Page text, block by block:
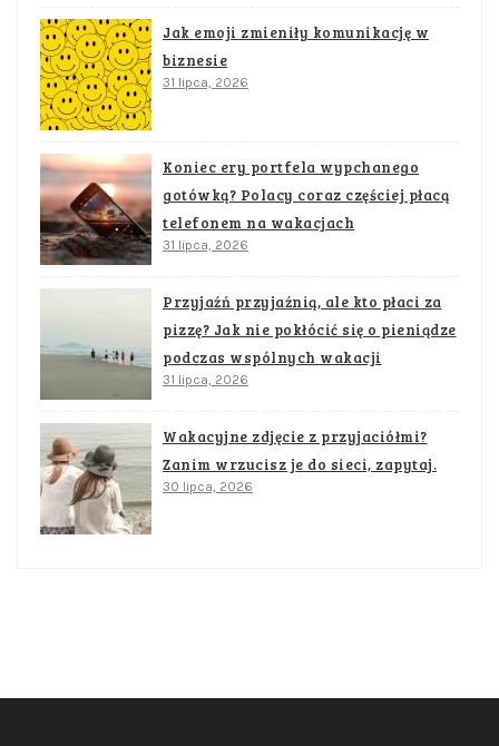
Jak emoji zmieniły komunikację w
biznesie
31 lipca, 2026
Koniec ery portfela wypchanego
gotówką? Polacy coraz częściej płacą
telefonem na wakacjach
31 lipca, 2026
Przyjaźń przyjaźnią, ale kto płaci za
pizzę? Jak nie pokłócić się o pieniądze
podczas wspólnych wakacji
31 lipca, 2026
Wakacyjne zdjęcie z przyjaciółmi?
Zanim wrzucisz je do sieci, zapytaj.
30 lipca, 2026